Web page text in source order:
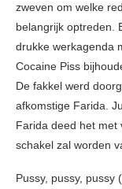
zweven om welke
belangrijk optreden.
drukke werkagenda
Cocaine Piss
De fakkel werd
afkomstige Farida.
Farida deed het met
schakel zal worden
Pussy, pussy, pussy